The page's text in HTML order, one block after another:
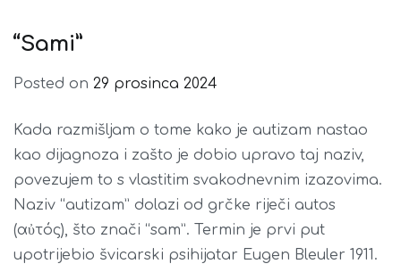
“Sami”
Posted on 29 prosinca 2024
Kada razmišljam o tome kako je autizam nastao
kao dijagnoza i zašto je dobio upravo taj naziv,
povezujem to s vlastitim svakodnevnim izazovima.
Naziv “autizam” dolazi od grčke riječi autos
(αὐτός), što znači “sam”. Termin je prvi put
upotrijebio švicarski psihijatar Eugen Bleuler 1911.